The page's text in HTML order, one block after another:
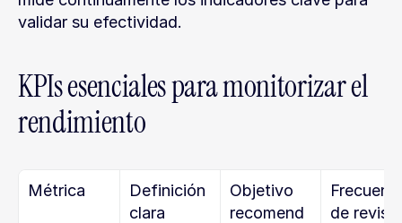
validar su efectividad.
KPIs esenciales para monitorizar el
rendimiento
Métrica
Definición
clara
Objetivo
recomend
de